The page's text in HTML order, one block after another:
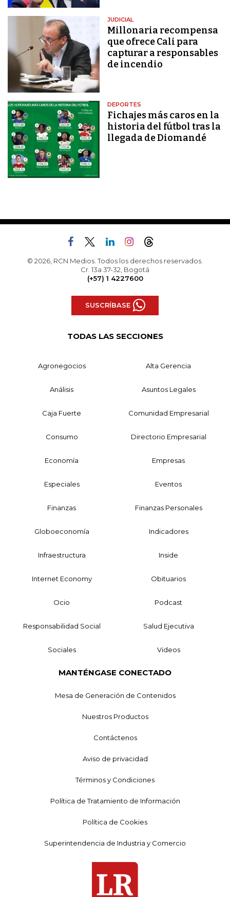
JUDICIAL
Millonaria recompensa
que ofrece Cali para
capturar a responsables
de incendio
DEPORTES
Fichajes más caros en la
historia del fútbol tras la
llegada de Diomandé
© 2026, RCN Medios. Todos los derechos reservados.
Cr. 13a 37-32, Bogotá
(+57) 1 4227600
SUSCRÍBASE
TODAS LAS SECCIONES
Agronegocios Alta Gerencia
Análisis Asuntos Legales
Caja Fuerte Comunidad Empresarial
Consumo Directorio Empresarial
Economía Empresas
Especiales Eventos
Finanzas Finanzas Personales
Globoeconomía Indicadores
Infraestructura Inside
Internet Economy Obituarios
Ocio Podcast
Responsabilidad Social Salud Ejecutiva
Sociales Videos
MANTÉNGASE CONECTADO
Mesa de Generación de Contenidos
Nuestros Productos
Contáctenos
Aviso de privacidad
Términos y Condiciones
Política de Tratamiento de Información
Política de Cookies
Superintendencia de Industria y Comercio